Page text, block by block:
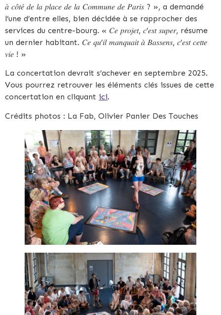
𝑎̀ 𝑐𝑜̂𝑡𝑒́ 𝑑𝑒 𝑙𝑎 𝑝𝑙𝑎𝑐𝑒 𝑑𝑒 𝑙𝑎 𝐶𝑜𝑚𝑚𝑢𝑛𝑒 𝑑𝑒 𝑃𝑎𝑟𝑖𝑠 ? », a demandé
l’une d’entre elles, bien décidée à se rapprocher des
services du centre-bourg. « 𝐶𝑒 𝑝𝑟𝑜𝑗𝑒𝑡, 𝑐’𝑒𝑠𝑡 𝑠𝑢𝑝𝑒𝑟, résume
un dernier habitant. 𝐶𝑒 𝑞𝑢’𝑖𝑙 𝑚𝑎𝑛𝑞𝑢𝑎𝑖𝑡 𝑎̀ 𝐵𝑎𝑠𝑠𝑒𝑛𝑠, 𝑐’𝑒𝑠𝑡 𝑐𝑒𝑡𝑡𝑒
𝑣𝑖𝑒 ! »
La concertation devrait s’achever en septembre 2025.
Vous pourrez retrouver les éléments clés issues de cette
concertation en cliquant ici.
Crédits photos : La Fab, Olivier Panier Des Touches